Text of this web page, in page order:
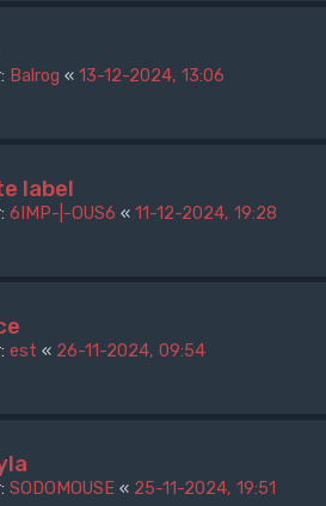
Balrog « 13-12-2024, 13:06
label
6IMP-|-OUS6 « 11-12-2024, 19:28
est « 26-11-2024, 09:54
SODOMOUSE « 25-11-2024, 19:51